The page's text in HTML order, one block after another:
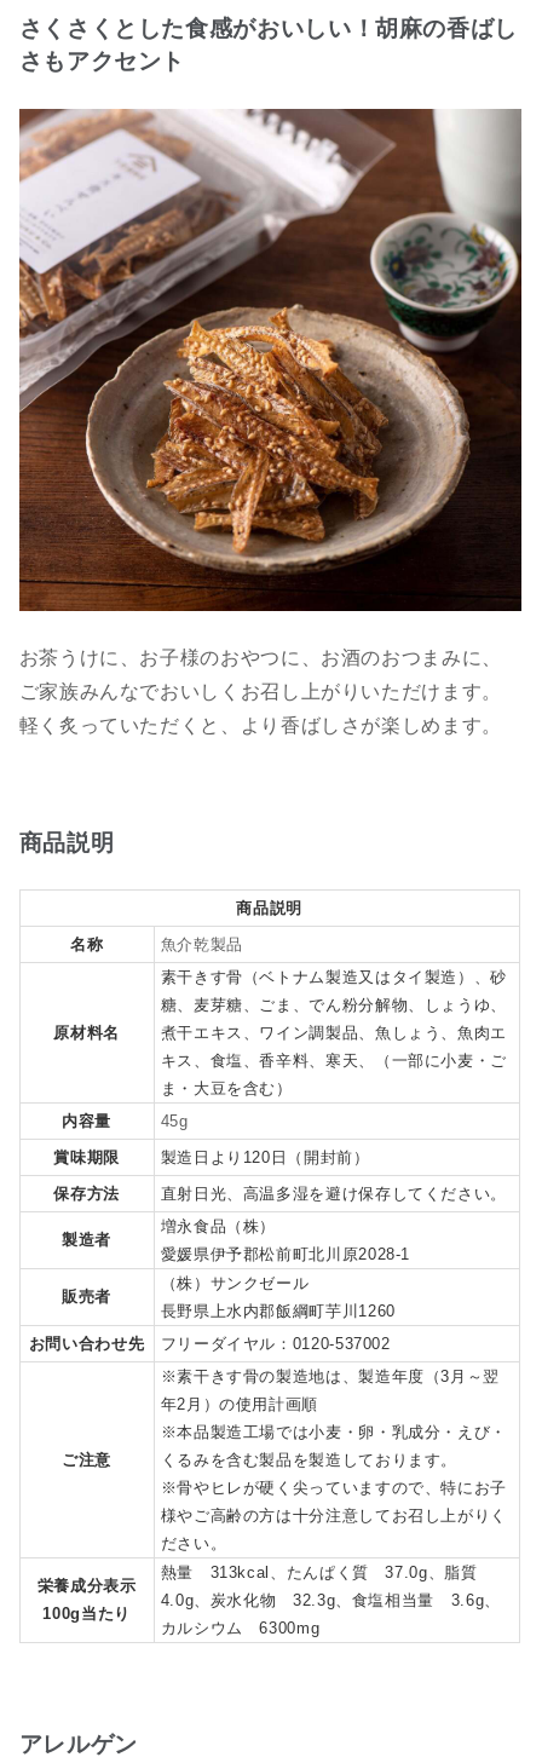
さくさくとした食感がおいしい！胡麻の香ばし
さもアクセント
お茶うけに、お子様のおやつに、お酒のおつまみに、
ご家族みんなでおいしくお召し上がりいただけます。
軽く炙っていただくと、より香ばしさが楽しめます。
商品説明
商品説明
名称
魚介乾製品
原材料名
素干きす骨（ベトナム製造又はタイ製造）、砂
糖、麦芽糖、ごま、でん粉分解物、しょうゆ、
煮干エキス、ワイン調製品、魚しょう、魚肉エ
キス、食塩、香辛料、寒天、（一部に小麦・ご
ま・大豆を含む）
内容量
45g
賞味期限
製造日より120日（開封前）
保存方法
直射日光、高温多湿を避け保存してください。
製造者
増永食品（株）
愛媛県伊予郡松前町北川原2028-1
販売者
（株）サンクゼール
長野県上水内郡飯綱町芋川1260
お問い合わせ先
フリーダイヤル：0120-537002
ご注意
※素干きす骨の製造地は、製造年度（3月～翌
年2月）の使用計画順
※本品製造工場では小麦・卵・乳成分・えび・
くるみを含む製品を製造しております。
※骨やヒレが硬く尖っていますので、特にお子
様やご高齢の方は十分注意してお召し上がりく
ださい。
栄養成分表示
100g当たり
熱量 313kcal、たんぱく質 37.0g、脂質
4.0g、炭水化物 32.3g、食塩相当量 3.6g、
カルシウム 6300mg
アレルゲン